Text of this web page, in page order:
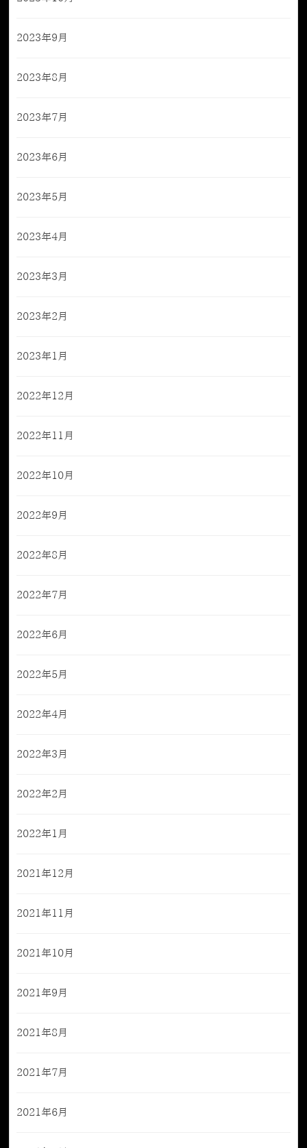
2023年9月
2023年8月
2023年7月
2023年6月
2023年5月
2023年4月
2023年3月
2023年2月
2023年1月
2022年12月
2022年11月
2022年10月
2022年9月
2022年8月
2022年7月
2022年6月
2022年5月
2022年4月
2022年3月
2022年2月
2022年1月
2021年12月
2021年11月
2021年10月
2021年9月
2021年8月
2021年7月
2021年6月